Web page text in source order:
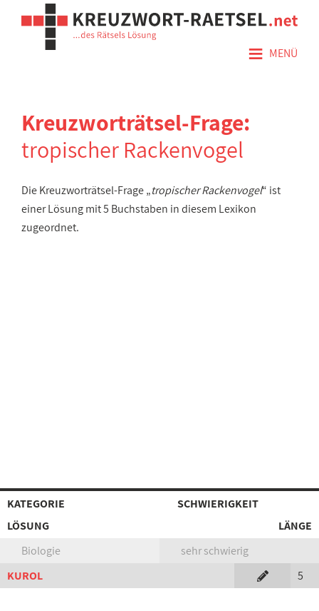
≡ MENÜ
Kreuzworträtsel-Frage:
tropischer Rackenvogel
Die Kreuzworträtsel-Frage „tropischer Rackenvogel“ ist
einer Lösung mit 5 Buchstaben in diesem Lexikon
zugeordnet.
KATEGORIE
SCHWIERIGKEIT
LÖSUNG
LÄNGE
Biologie
sehr schwierig
KUROL
5